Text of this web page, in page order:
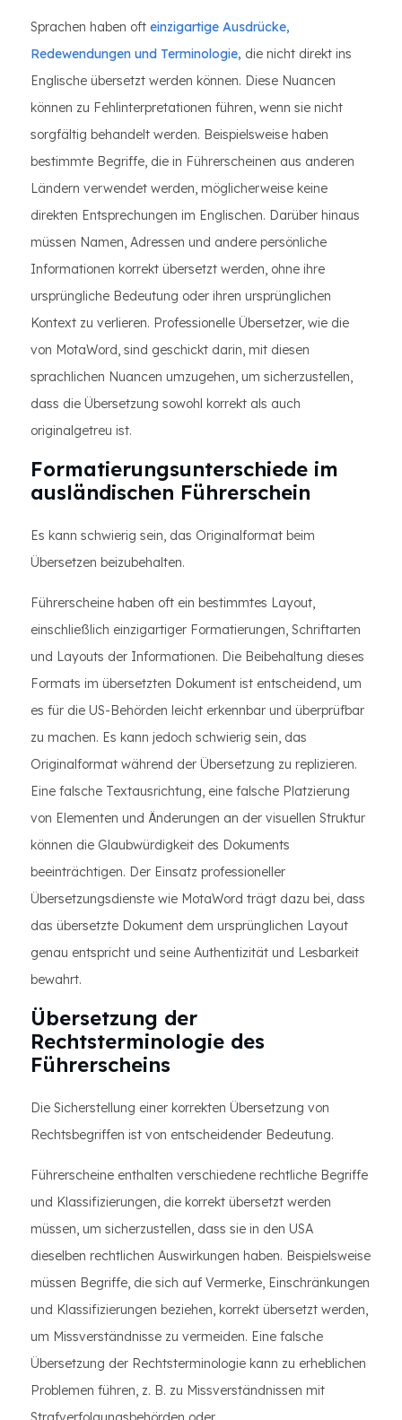
Sprachen haben oft einzigartige Ausdrücke,
Redewendungen und Terminologie, die nicht direkt ins
Englische übersetzt werden können. Diese Nuancen
können zu Fehlinterpretationen führen, wenn sie nicht
sorgfältig behandelt werden. Beispielsweise haben
bestimmte Begriffe, die in Führerscheinen aus anderen
Ländern verwendet werden, möglicherweise keine
direkten Entsprechungen im Englischen. Darüber hinaus
müssen Namen, Adressen und andere persönliche
Informationen korrekt übersetzt werden, ohne ihre
ursprüngliche Bedeutung oder ihren ursprünglichen
Kontext zu verlieren. Professionelle Übersetzer, wie die
von MotaWord, sind geschickt darin, mit diesen
sprachlichen Nuancen umzugehen, um sicherzustellen,
dass die Übersetzung sowohl korrekt als auch
originalgetreu ist.
Formatierungsunterschiede im
ausländischen Führerschein
Es kann schwierig sein, das Originalformat beim
Übersetzen beizubehalten.
Führerscheine haben oft ein bestimmtes Layout,
einschließlich einzigartiger Formatierungen, Schriftarten
und Layouts der Informationen. Die Beibehaltung dieses
Formats im übersetzten Dokument ist entscheidend, um
es für die US-Behörden leicht erkennbar und überprüfbar
zu machen. Es kann jedoch schwierig sein, das
Originalformat während der Übersetzung zu replizieren.
Eine falsche Textausrichtung, eine falsche Platzierung
von Elementen und Änderungen an der visuellen Struktur
können die Glaubwürdigkeit des Dokuments
beeinträchtigen. Der Einsatz professioneller
Übersetzungsdienste wie MotaWord trägt dazu bei, dass
das übersetzte Dokument dem ursprünglichen Layout
genau entspricht und seine Authentizität und Lesbarkeit
bewahrt.
Übersetzung der
Rechtsterminologie des
Führerscheins
Die Sicherstellung einer korrekten Übersetzung von
Rechtsbegriffen ist von entscheidender Bedeutung.
Führerscheine enthalten verschiedene rechtliche Begriffe
und Klassifizierungen, die korrekt übersetzt werden
müssen, um sicherzustellen, dass sie in den USA
dieselben rechtlichen Auswirkungen haben. Beispielsweise
müssen Begriffe, die sich auf Vermerke, Einschränkungen
und Klassifizierungen beziehen, korrekt übersetzt werden,
um Missverständnisse zu vermeiden. Eine falsche
Übersetzung der Rechtsterminologie kann zu erheblichen
Problemen führen, z. B. zu Missverständnissen mit